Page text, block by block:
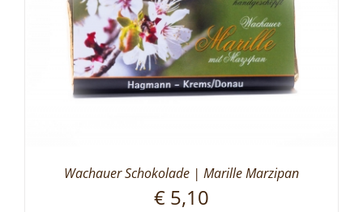
Wachauer Schokolade | Marille Marzipan
€ 5,10